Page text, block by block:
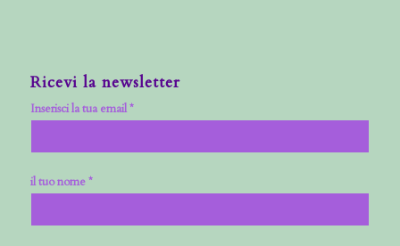
Ricevi la newsletter
Inserisci la tua email *
il tuo nome *